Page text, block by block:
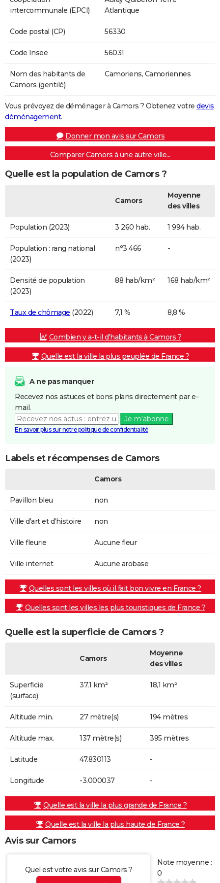
intercommunale (EPCI)
Atlantique
Code postal (CP) 56330
Code Insee 56031
Nom des habitants de
Camors (gentilé)
Camoriens, Camoriennes
Vous prévoyez de déménager à Camors ? Obtenez votre devis
déménagement.
Donner mon avis sur Camors
Comparer Camors à une autre ville...
Quelle est la population de Camors ?
Camors
Moyenne
des villes
Population (2023) 3 260 hab. 1 994 hab.
Population : rang national
(2023)
n°3 466 -
Densité de population
(2023)
88 hab/km² 168 hab/km²
Taux de chômage (2022) 7,1 % 8,8 %
Combien y a-t-il d'habitants à Camors ?
Quelle est la ville la plus peuplée de France ?
A ne pas manquer
Recevez nos astuces et bons plans directement par e-
mail.
Je m'abonne
En savoir plus sur notre politique de confidentialité
Labels et récompenses de Camors
Camors
Pavillon bleu non
Ville d'art et d'histoire non
Ville fleurie Aucune fleur
Ville internet Aucune arobase
Quelles sont les villes où il fait bon vivre en France ?
Quelles sont les villes les plus touristiques de France ?
Quelle est la superficie de Camors ?
Camors
Moyenne
des villes
Superficie
(surface)
37,1 km² 18,1 km²
Altitude min. 27 mètre(s) 194 mètres
Altitude max. 137 mètre(s) 395 mètres
Latitude 47.830113 -
Longitude -3.000037 -
Quelle est la ville la plus grande de France ?
Quelle est la ville la plus haute de France ?
Avis sur Camors
Quel est votre avis sur Camors ?
Note moyenne :
0